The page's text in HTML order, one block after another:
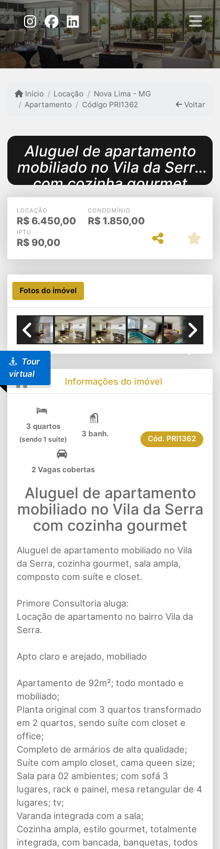
Início Locação
Nova Lima - MG
Apartamento
Código PRI1362 Voltar
Aluguel de apartamento
mobiliado no Vila da Serra
com cozinha gourmet
LOCAÇÃO
R$ 6.450,00
CONDOMÍNIO
R$ 1.850,00
IPTU
R$ 90,00
Fotos do imóvel
Previous
Tour
virtual
Informações do imóvel
3 quartos
(sendo 1 suíte)
3 banh.
2 Vagas cobertas
Cód. PRI1362
Aluguel de apartamento
mobiliado no Vila da Serra
com cozinha gourmet
Aluguel de apartamento mobiliado no Vila
da Serra, cozinha gourmet, sala ampla,
composto com suíte e closet.
Primore Consultoria aluga:
Locação de apartamento no bairro Vila da
Serra.
Apto claro e arejado, mobiliado
Apartamento de 92m²; todo montado e
mobiliado;
Planta original com 3 quartos transformado
em 2 quartos, sendo suíte com closet e
office;
Completo de armários de alta qualidade;
Suíte com amplo closet, cama queen size;
Sala para 02 ambientes; com sofá 3
lugares, rack e painel, mesa retangular de 4
lugares; tv;
Varanda integrada com a sala;
Cozinha ampla, estilo gourmet, totalmente
integrada, com bancada, banquetas, todos